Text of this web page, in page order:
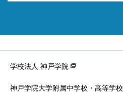
学校法人 神戸学院
神戸学院大学附属中学校・高等学校